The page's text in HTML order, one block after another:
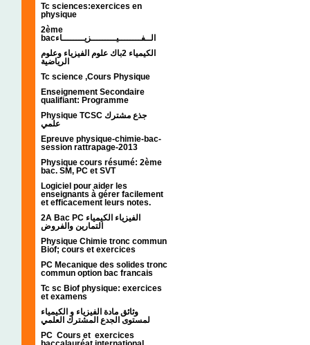
Tc sciences:exercices en
physique
2ème
bacالــفــــــــيـــــــــزيــــــــاء
الكيمياء 2باك علوم الفيزياء وعلوم
الرياضية
Tc science ,Cours Physique
Enseignement Secondaire
qualifiant: Programme
Physique TCSC جذع مشترك
علمي
Epreuve physique-chimie-bac-
session rattrapage-2013
Physique cours résumé: 2ème
bac. SM, PC et SVT
Logiciel pour aider les
enseignants à gérer facilement
et efficacement leurs notes.
2A Bac PC الفيزياء الكيمياء
التمارين والفروض
Physique Chimie tronc commun
Biof; cours et exercices
PC Mecanique des solides tronc
commun option bac francais
Tc sc Biof physique: exercices
et examens
وثائق مادة الفيزياء و الكيمياء
PC Cours et exercices